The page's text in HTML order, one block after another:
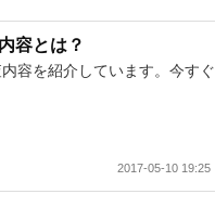
容とは？
容を紹介しています。今すぐ
2017-05-10 19:25